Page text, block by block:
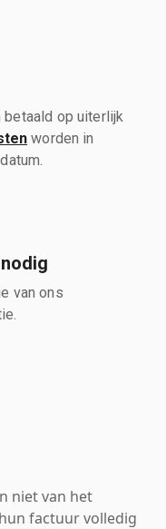
op uiterlijk
worden in
van ons
niet van het
factuur volledig